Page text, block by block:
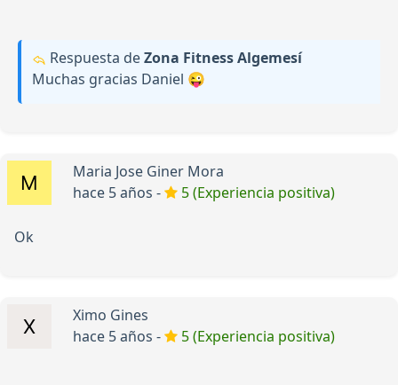
Respuesta deZona Fitness Algemesí
Muchas gracias Daniel 😜
Maria Jose Giner Mora
hace 5 años -
5 (Experiencia positiva)
Ok
Ximo Gines
hace 5 años -
5 (Experiencia positiva)